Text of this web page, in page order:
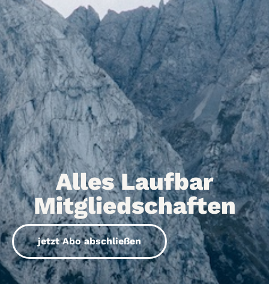
Alles Laufbar
Mitgliedschaften
jetzt Abo abschließen